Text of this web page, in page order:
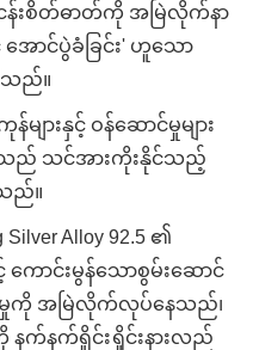
းစိတ်ဓာတ်ကို အမြဲလိုက်နာ
အောင်ပွဲခံခြင်း' ဟူသော
သည်။
များနှင့် ဝန်ဆောင်မှုများ
ည် သင်အားကိုးနိုင်သည့်
ည်။
Alloy 92.5 ၏
ောင်းမွန်သောစွမ်းဆောင်
ပ်မှုကို အမြဲလိုက်လုပ်နေသည်၊
နက်နက်ရှိုင်းရှိုင်းနားလည်